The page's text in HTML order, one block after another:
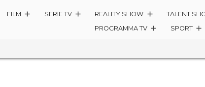
FILM SERIE TV REALITY SHOW TALENT
PROGRAMMA TV
SPORT